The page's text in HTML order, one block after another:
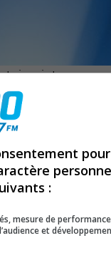
abonne-toi à
pour
:
mesure de
et